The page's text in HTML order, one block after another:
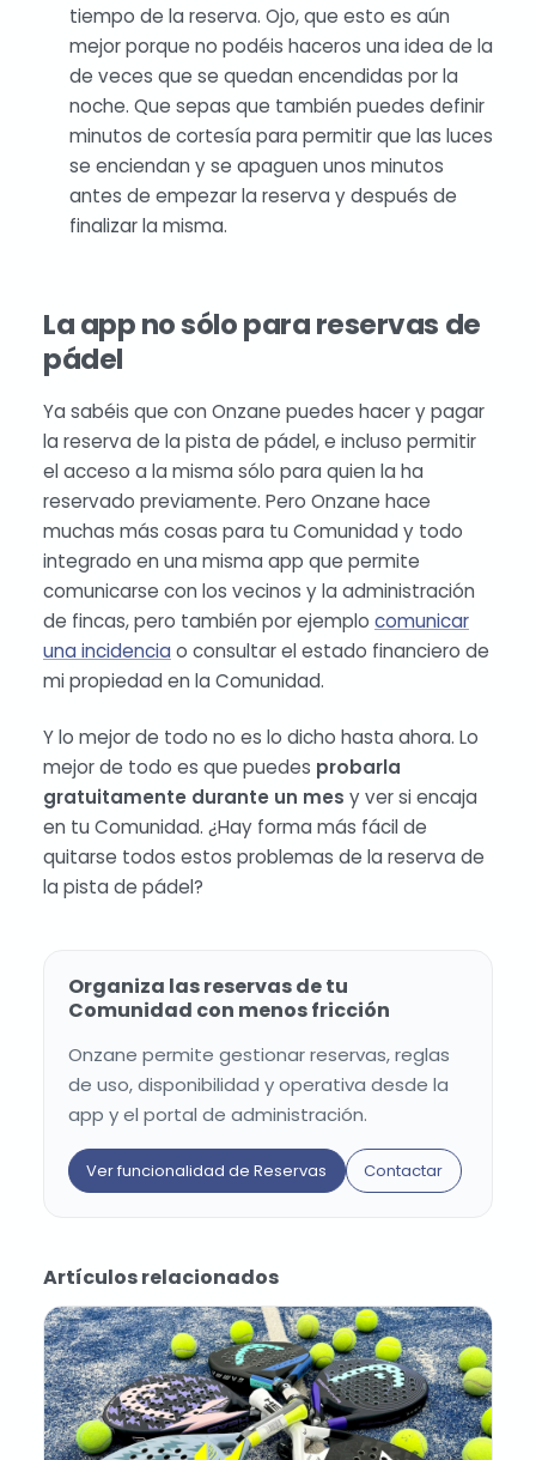
tiempo de la reserva. Ojo, que esto es aún
mejor porque no podéis haceros una idea de la
de veces que se quedan encendidas por la
noche. Que sepas que también puedes definir
minutos de cortesía para permitir que las luces
se enciendan y se apaguen unos minutos
antes de empezar la reserva y después de
finalizar la misma.
La app no sólo para reservas de
pádel
Ya sabéis que con Onzane puedes hacer y pagar
la reserva de la pista de pádel, e incluso permitir
el acceso a la misma sólo para quien la ha
reservado previamente. Pero Onzane hace
muchas más cosas para tu Comunidad y todo
integrado en una misma app que permite
comunicarse con los vecinos y la administración
de fincas, pero también por ejemplo comunicar
una incidencia o consultar el estado financiero de
mi propiedad en la Comunidad.
Y lo mejor de todo no es lo dicho hasta ahora. Lo
mejor de todo es que puedes probarla
gratuitamente durante un mes y ver si encaja
en tu Comunidad. ¿Hay forma más fácil de
quitarse todos estos problemas de la reserva de
la pista de pádel?
Organiza las reservas de tu
Comunidad con menos fricción
Onzane permite gestionar reservas, reglas
de uso, disponibilidad y operativa desde la
app y el portal de administración.
Ver funcionalidad de Reservas Contactar
Artículos relacionados